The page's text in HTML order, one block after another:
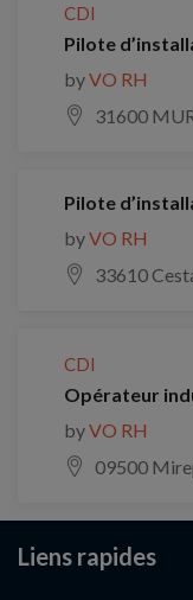
CDI
Pilote
byVO RH
31600
Pilote
byVO RH
33610
CDI
Opérateur
byVO RH
09500
Liens rapides